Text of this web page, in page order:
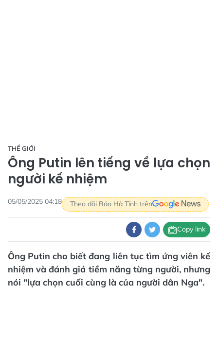
THẾ GIỚI
Ông Putin lên tiếng về lựa chọn
người kế nhiệm
05/05/2025 04:18 Theo dõi Báo Hà Tĩnh trên
Copy link
Ông Putin cho biết đang liên tục tìm ứng viên kế
nhiệm và đánh giá tiềm năng từng người, nhưng
nói "lựa chọn cuối cùng là của người dân Nga".